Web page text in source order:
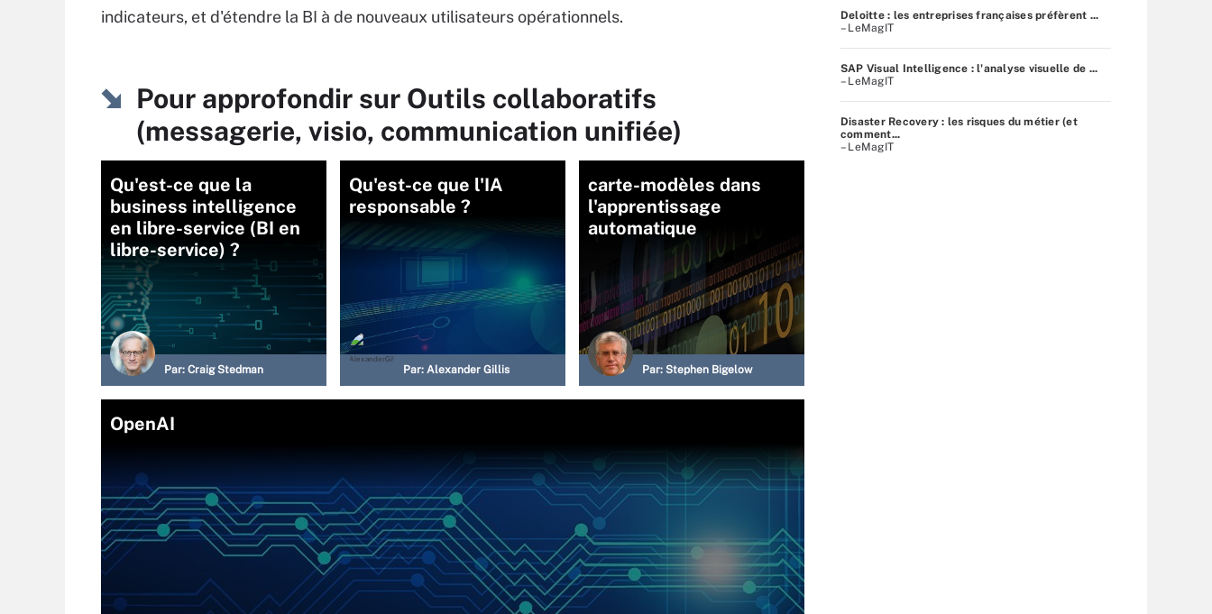
indicateurs, et d'étendre la BI à de nouveaux utilisateurs opérationnels.
Pour approfondir sur Outils collaboratifs
(messagerie, visio, communication unifiée)
Qu'est-ce que la
business intelligence
en libre-service (BI en
libre-service) ?
Par: Craig Stedman
Qu'est-ce que l'IA
responsable ?
Par: Alexander Gillis
carte-modèles dans
l'apprentissage
automatique
Par: Stephen Bigelow
OpenAI
Deloitte : les entreprises françaises préfèrent ...
– LeMagIT
SAP Visual Intelligence : l'analyse visuelle de ...
– LeMagIT
Disaster Recovery : les risques du métier (et
comment...
– LeMagIT